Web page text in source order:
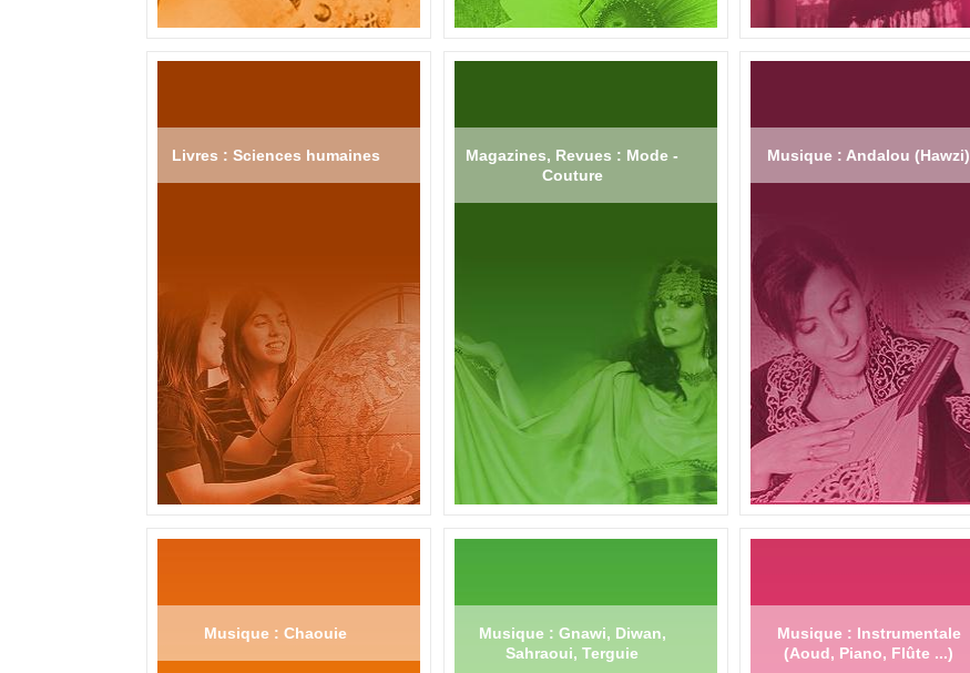
Livres : Sciences humaines
Magazines, Revues : Mode -
Couture
Musique : Andalou (Hawzi)
Musique : Chaouie
Musique : Gnawi, Diwan,
Sahraoui, Terguie
Musique : Instrumentale
(Aoud, Piano, Flûte ...)